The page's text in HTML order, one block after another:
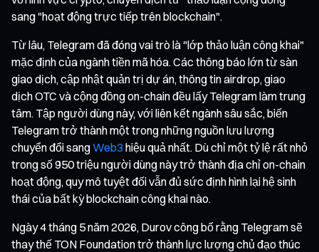
sang "hoạt động trực tiếp trên blockchain".
Từ lâu, Telegram đã đóng vai trò là "lớp thảo luận công khai"
mặc định của ngành tiền mã hóa. Các thông báo lớn từ sàn
giao dịch, cập nhật quản trị dự án, thông tin airdrop, giao
dịch OTC và cộng đồng on-chain đều lấy Telegram làm trung
tâm. Tập người dùng này, với liên kết ngành sâu sắc, biến
Telegram trở thành một trong những nguồn lưu lượng
chuyển đổi sangWeb3 hiệu quả nhất. Dù chỉ một tỷ lệ rất nhỏ
trong số 950 triệu người dùng này trở thành địa chỉ on-chain
hoạt động, quy mô tuyệt đối vẫn đủ sức định hình lại hệ sinh
thái của bất kỳ blockchain công khai nào.
Ngày 4 tháng 5 năm 2026, Durov công bố rằng Telegram sẽ
thay thế TON Foundation trở thành lực lượng chủ đạo thúc